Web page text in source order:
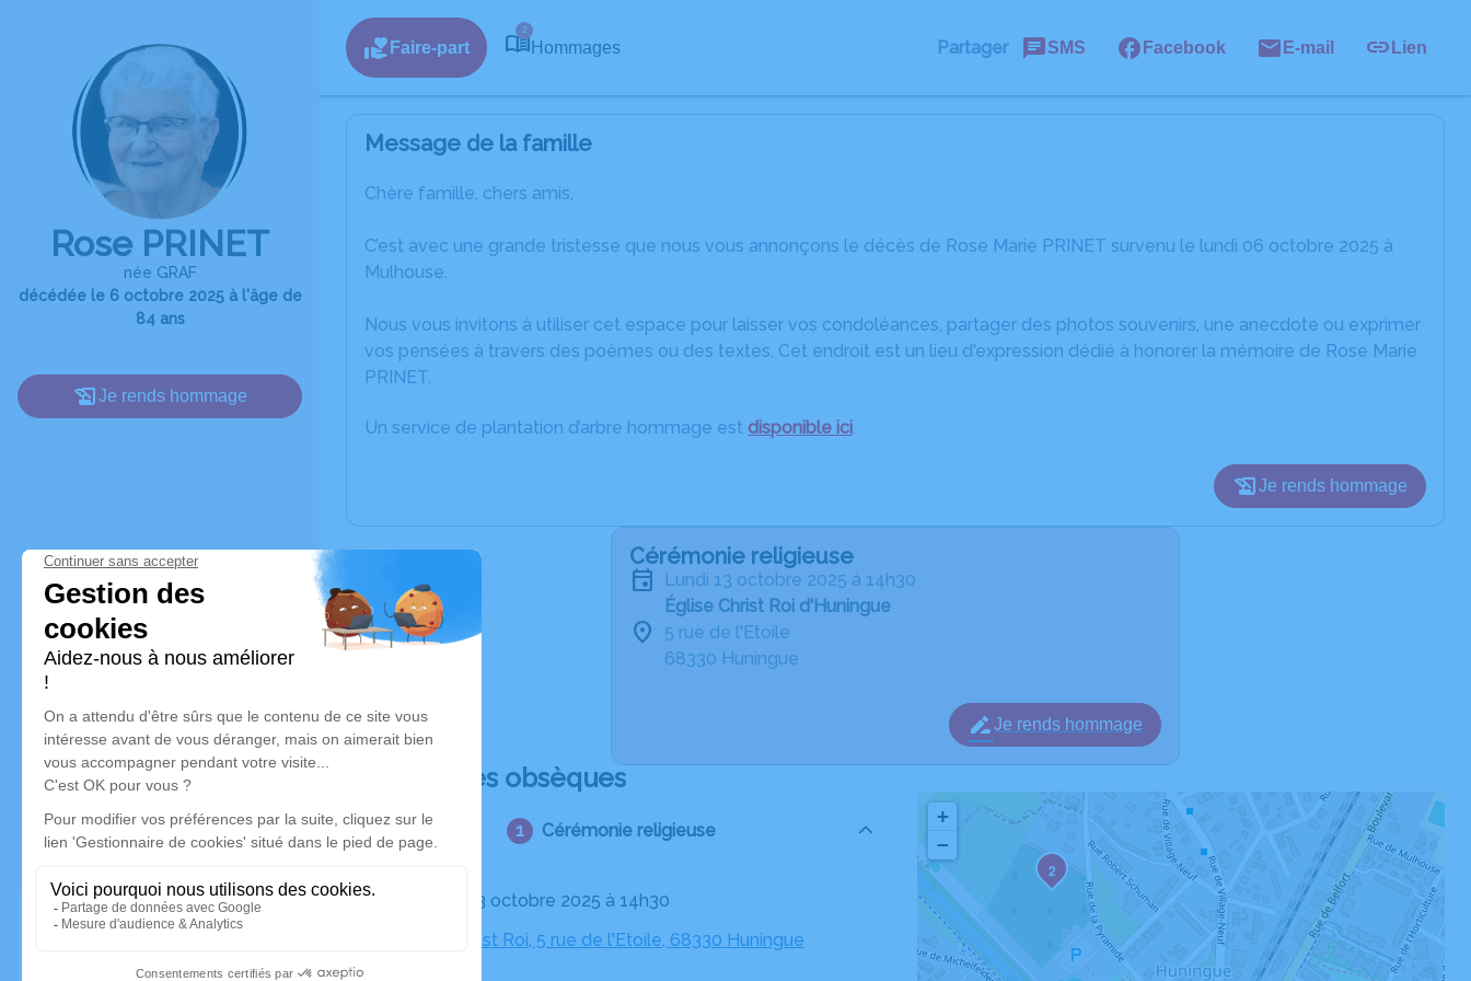
Rose PRINET
née GRAF
décédée le 6 octobre 2025 à l'âge de
84 ans
Je rends hommage
Faire-part
2
Hommages Partager SMS Facebook E-mail Lien
Message de la famille
Chère famille, chers amis,
C’est avec une grande tristesse que nous vous annonçons le décès de Rose Marie PRINET survenu le lundi 06 octobre 2025 à
Mulhouse.
Nous vous invitons à utiliser cet espace pour laisser vos condoléances, partager des photos souvenirs, une anecdote ou exprimer
vos pensées à travers des poèmes ou des textes. Cet endroit est un lieu d'expression dédié à honorer la mémoire de Rose Marie
PRINET.
Un service de plantation d’arbre hommage est disponible ici.
Je rends hommage
Cérémonie religieuse
lundi 13 octobre 2025 à 14h30
Église Christ Roi d'Huningue
5 rue de l'Etoile
68330 Huningue
Je rends hommage
Déroulé des obsèques
Cérémonie religieuse
Le lundi 13 octobre 2025 à 14h30
Église Christ Roi, 5 rue de l'Etoile, 68330 Huningue
2
+
−